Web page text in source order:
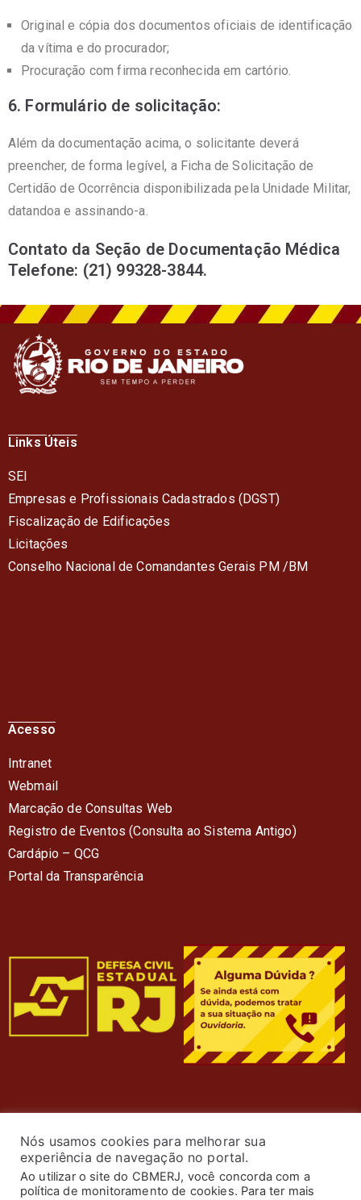
Original e cópia dos documentos oficiais de identificação
da vítima e do procurador;
Procuração com firma reconhecida em cartório.
6. Formulário de solicitação:
Além da documentação acima, o solicitante deverá
preencher, de forma legível, a Ficha de Solicitação de
Certidão de Ocorrência disponibilizada pela Unidade Militar,
datandoa e assinando-a.
Contato da Seção de Documentação Médica
Telefone: (21) 99328-3844.
Links Úteis
SEI
Empresas e Profissionais Cadastrados (DGST)
Fiscalização de Edificações
Licitações
Conselho Nacional de Comandantes Gerais PM /BM
Acesso
Intranet
Webmail
Marcação de Consultas Web
Registro de Eventos (Consulta ao Sistema Antigo)
Cardápio – QCG
Portal da Transparência
Nós usamos cookies para melhorar sua
experiência de navegação no portal.
Ao utilizar o site do CBMERJ, você concorda com a
política de monitoramento de cookies. Para ter mais